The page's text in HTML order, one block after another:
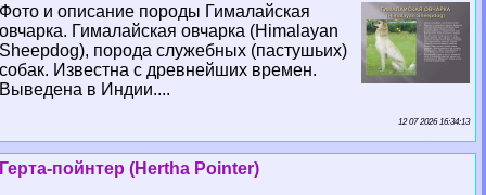
Фото и описание породы Гималайская
овчарка. Гималайская овчарка (Himalayan
Sheepdog), порода служебных (пастушьих)
собак. Известна с древнейших времен.
Выведена в Индии....
12 07 2026 16:34:13
Герта-пойнтер (Hertha Pointer)